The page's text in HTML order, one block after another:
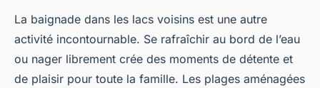
La baignade dans les lacs voisins est une autre
activité incontournable. Se rafraîchir au bord de l’eau
ou nager librement crée des moments de détente et
de plaisir pour toute la famille. Les plages aménagées